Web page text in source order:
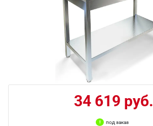
34 619 руб.
под заказ